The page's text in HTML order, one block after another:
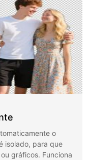
o
isolado, para que
gráficos. Funciona